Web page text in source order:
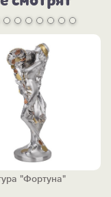
"Фортуна"